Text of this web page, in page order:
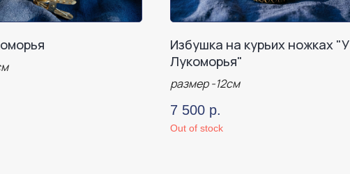
Избушка на курьих ножках "У
Лукоморья"
размер -12см
7 500 р.
Out of stock